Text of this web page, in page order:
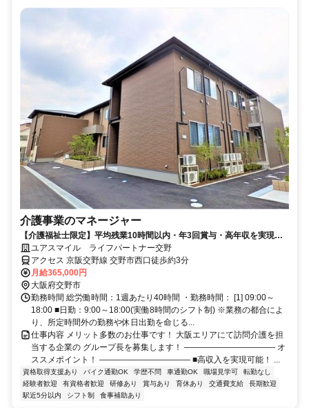
介護事業のマネージャー
【介護福祉士限定】平均残業10時間以内・年3回賞与・高年収を実現可
能！働きやすさ抜群！上場企業グループで安定して勤務◎
ユアスマイル ライフパートナー交野
アクセス 京阪交野線 交野市西口徒歩約3分
月給365,000円
大阪府交野市
勤務時間 総労働時間：1週あたり40時間 ・勤務時間： [1] 09:00～
18:00 ■日勤：9:00～18:00(実働8時間のシフト制) ※業務の都合によ
り、所定時間外の勤務や休日出勤を命じる...
仕事内容 メリット多数のお仕事です！ 大阪エリアにて訪問介護を担
当する企業の グループ長を募集します！ ――――――――――― オ
ススメポイント！ ――――――――――― ■高収入を実現可能！ ...
資格取得支援あり バイク通勤OK 学歴不問 車通勤OK 職場見学可
転勤なし
経験者歓迎
有資格者歓迎 研修あり 賞与あり 育休あり 交通費支給
長期歓迎
駅近5分以内
シフト制 食事補助あり